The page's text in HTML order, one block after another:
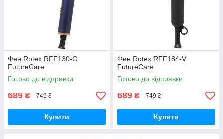
Фен Rotex RFF130-G
FutureCare
Готово до відправки
689 ₴ 749 ₴
Купити
Фен Rotex RFF184-V
FutureCare
Готово до відправки
689 ₴ 749 ₴
Купити